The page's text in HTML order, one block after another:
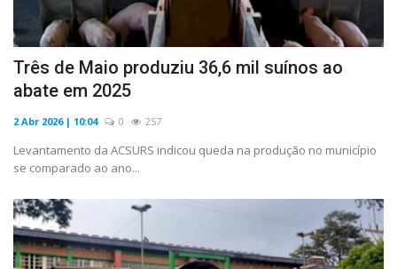
JORNAL DIGITAL
Três de Maio produziu 36,6 mil suínos ao
abate em 2025
2 Abr 2026 | 10:04 0 257
Levantamento da ACSURS indicou queda na produção no município
se comparado ao ano...